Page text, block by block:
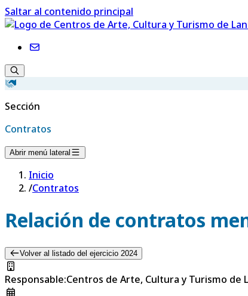
Saltar al contenido principal
Sección
Contratos
Abrir menú lateral
Inicio
/Contratos
Relación de contratos
Volver al listado del ejercicio 2024
Responsable:Centros de Arte, Cultura y Turismo de